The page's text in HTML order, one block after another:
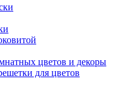
цветов и декоры
для цветов